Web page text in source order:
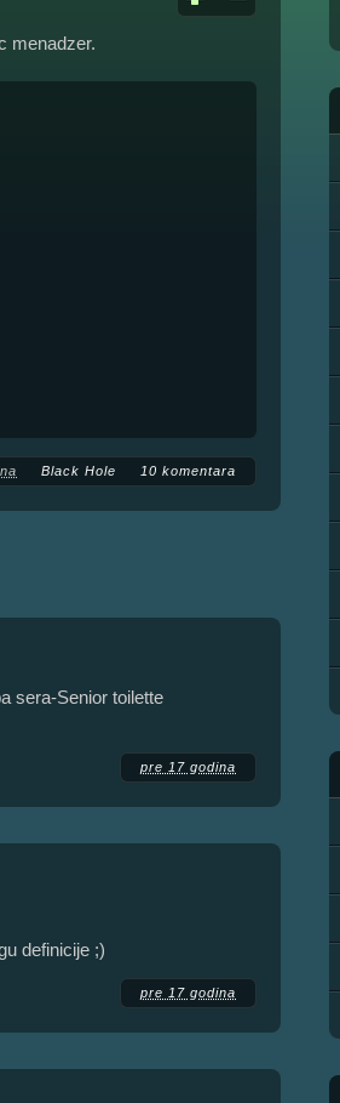
menadzer.
Black Hole 10 komentara
sera-Senior toilette
pre 17 godina
definicije ;)
pre 17 godina